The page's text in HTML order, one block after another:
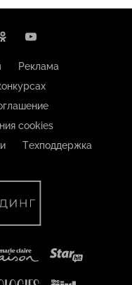
Реклама
cookies
Техподдержка